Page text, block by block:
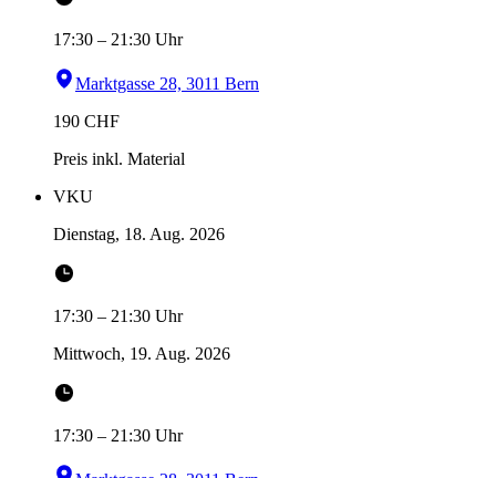
17:30 – 21:30 Uhr
Marktgasse 28, 3011 Bern
190 CHF
Preis inkl. Material
VKU
Dienstag, 18. Aug. 2026
17:30 – 21:30 Uhr
Mittwoch, 19. Aug. 2026
17:30 – 21:30 Uhr